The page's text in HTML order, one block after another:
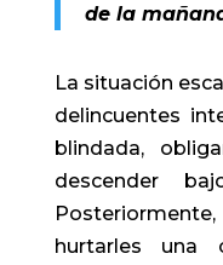
de la
La situación
delincuentes
blindada,
descender
hurtarles una